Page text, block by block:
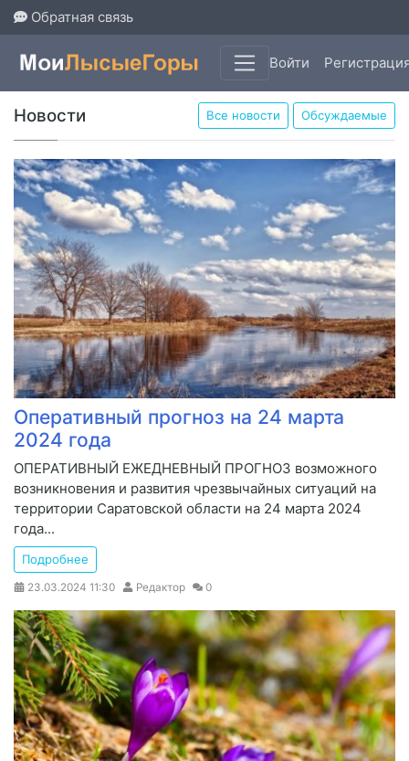
Обратная связь
Войти
Новости Все новости Обсуждаемые
Оперативный прогноз на 24 марта
2024 года
ОПЕРАТИВНЫЙ ЕЖЕДНЕВНЫЙ ПРОГНОЗ возможного
возникновения и развития чрезвычайных ситуаций на
территории Саратовской области на 24 марта 2024
года...
Подробнее
23.03.2024 11:30 Редактор 0